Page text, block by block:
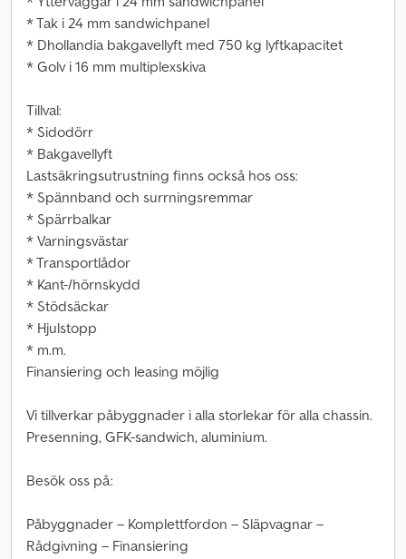
* Tak i 24 mm sandwichpanel
* Dhollandia bakgavellyft med 750 kg lyftkapacitet
* Golv i 16 mm multiplexskiva
Tillval:
* Sidodörr
* Bakgavellyft
Lastsäkringsutrustning finns också hos oss:
* Spännband och surrningsremmar
* Spärrbalkar
* Varningsvästar
* Transportlådor
* Kant-/hörnskydd
* Stödsäckar
* Hjulstopp
* m.m.
Finansiering och leasing möjlig
Vi tillverkar påbyggnader i alla storlekar för alla chassin.
Presenning, GFK-sandwich, aluminium.
Besök oss på:
Påbyggnader – Komplettfordon – Släpvagnar –
Rådgivning – Finansiering